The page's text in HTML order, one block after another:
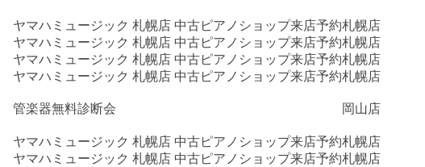
ヤマハミュージック 札幌店 中古ピアノショップ来店予約札幌店
ヤマハミュージック 札幌店 中古ピアノショップ来店予約札幌店
ヤマハミュージック 札幌店 中古ピアノショップ来店予約札幌店
ヤマハミュージック 札幌店 中古ピアノショップ来店予約札幌店
管楽器無料診断会 岡山店
ヤマハミュージック 札幌店 中古ピアノショップ来店予約札幌店
ヤマハミュージック 札幌店 中古ピアノショップ来店予約札幌店